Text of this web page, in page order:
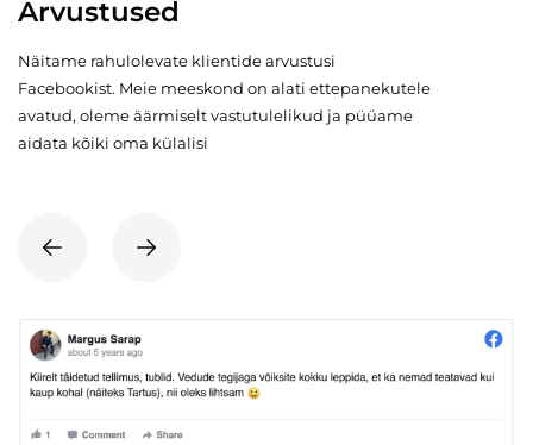
Arvustused
Näitame rahulolevate klientide arvustusi
Facebookist. Meie meeskond on alati ettepanekutele
avatud, oleme äärmiselt vastutulelikud ja püüame
aidata kõiki oma külalisi